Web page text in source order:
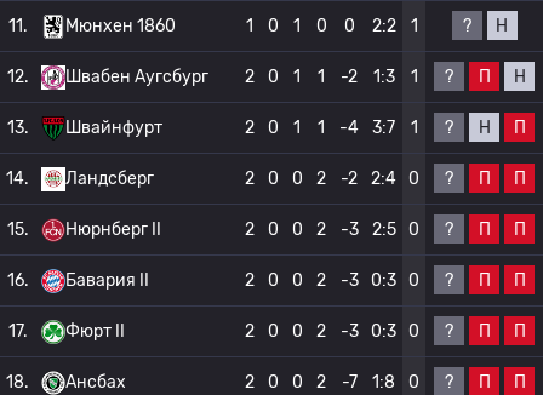
11. Мюнхен 1860 1 0 1 0 0 2:2 1 ? Н
12. Швабен Аугсбург 2 0 1 1 -2 1:3 1 ? П Н
13. Швайнфурт 2 0 1 1 -4 3:7 1 ? Н П
14. Ландсберг 2 0 0 2 -2 2:4 0 ? П П
15. Нюрнберг II 2 0 0 2 -3 2:5 0 ? П П
16. Бавария II 2 0 0 2 -3 0:3 0 ? П П
17. Фюрт II 2 0 0 2 -3 0:3 0 ? П П
18. Ансбах 2 0 0 2 -7 1:8 0 ? П П